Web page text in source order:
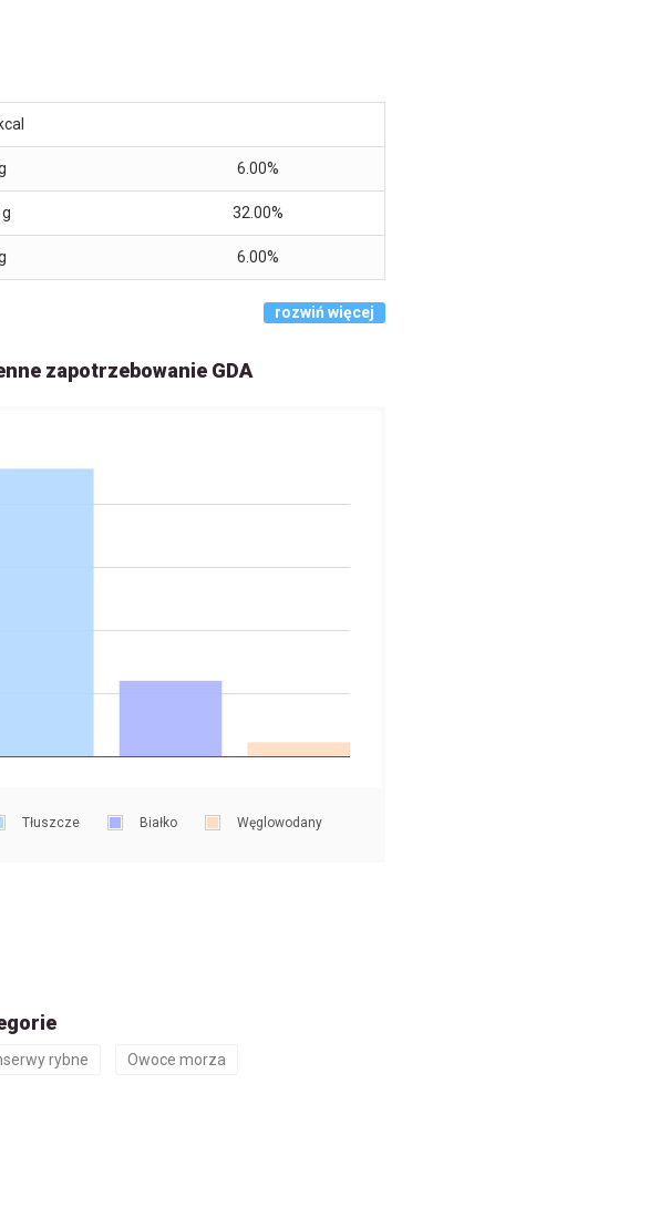
kcal
6.00%
g 32.00%
6.00%
rozwiń więcej
zapotrzebowanie GDA
Tłuszcze Białko Węglowodany
rybne Owoce morza